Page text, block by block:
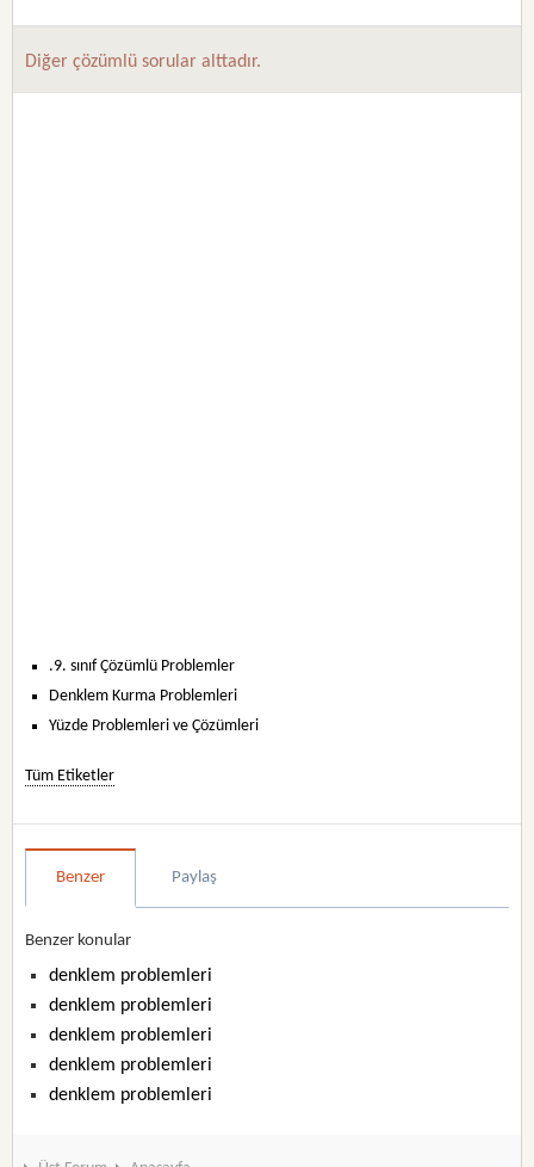
Diğer çözümlü sorular alttadır.
.9. sınıf Çözümlü Problemler
Denklem Kurma Problemleri
Yüzde Problemleri ve Çözümleri
Tüm Etiketler
Benzer Paylaş
Benzer konular
denklem problemleri
denklem problemleri
denklem problemleri
denklem problemleri
denklem problemleri